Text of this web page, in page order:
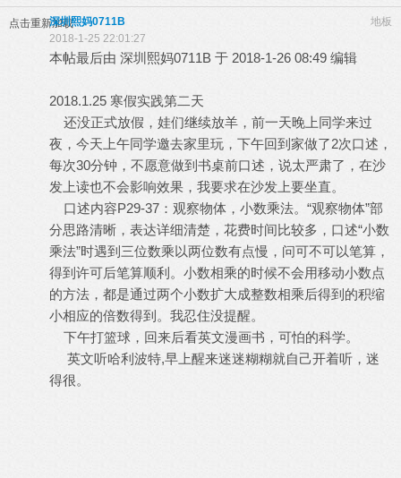
点击重新加载 地板
深圳熙妈0711B
2018-1-25 22:01:27
本帖最后由 深圳熙妈0711B 于 2018-1-26 08:49 编辑
2018.1.25 寒假实践第二天
还没正式放假，娃们继续放羊，前一天晚上同学来过
夜，今天上午同学邀去家里玩，下午回到家做了2次口述，
每次30分钟，不愿意做到书桌前口述，说太严肃了，在沙
发上读也不会影响效果，我要求在沙发上要坐直。
口述内容P29-37：观察物体，小数乘法。“观察物体”部
分思路清晰，表达详细清楚，花费时间比较多，口述“小数
乘法”时遇到三位数乘以两位数有点慢，问可不可以笔算，
得到许可后笔算顺利。小数相乘的时候不会用移动小数点
的方法，都是通过两个小数扩大成整数相乘后得到的积缩
小相应的倍数得到。我忍住没提醒。
下午打篮球，回来后看英文漫画书，可怕的科学。
英文听哈利波特,早上醒来迷迷糊糊就自己开着听，迷
得很。